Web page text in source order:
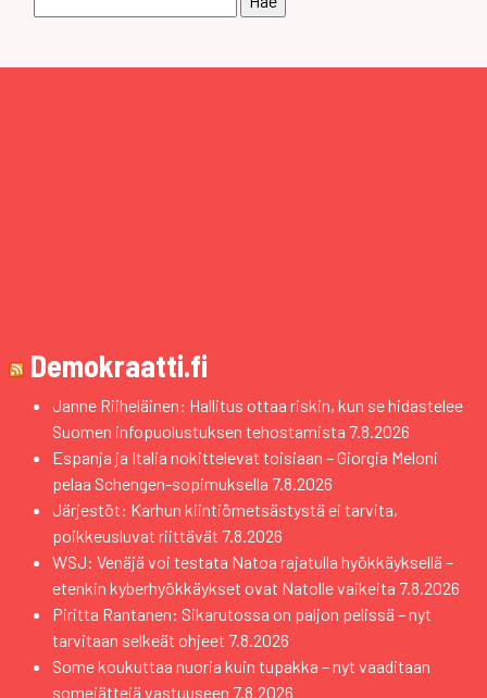
Demokraatti.fi
Janne Riiheläinen: Hallitus ottaa riskin, kun se hidastelee
Suomen infopuolustuksen tehostamista 7.8.2026
Espanja ja Italia nokittelevat toisiaan – Giorgia Meloni
pelaa Schengen-sopimuksella 7.8.2026
Järjestöt: Karhun kiintiömetsästystä ei tarvita,
poikkeusluvat riittävät 7.8.2026
WSJ: Venäjä voi testata Natoa rajatulla hyökkäyksellä –
etenkin kyberhyökkäykset ovat Natolle vaikeita 7.8.2026
Piritta Rantanen: Sikarutossa on paljon pelissä – nyt
tarvitaan selkeät ohjeet 7.8.2026
Some koukuttaa nuoria kuin tupakka – nyt vaaditaan
somejättejä vastuuseen 7.8.2026